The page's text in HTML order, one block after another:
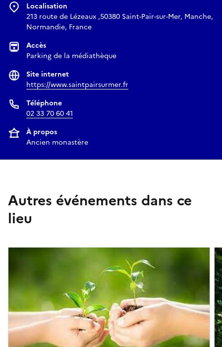
Localisation
213 route de Lézeaux ,50380 Saint-Pair-sur-Mer, Manche,
Normandie, France
Accès
Parking de la médiathèque
Site internet
https://www.saintpairsurmer.fr
Téléphone
02 33 70 60 41
À propos
Ancien monastère
Autres événements dans ce
lieu